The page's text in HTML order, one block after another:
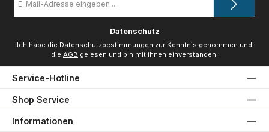
Mail-
Adresse
Datenschutz
Ich habe die Datenschutzbestimmungen zur Kenntnis genommen und
die AGB gelesen und bin mit ihnen einverstanden.
Service-Hotline
Shop Service
Informationen